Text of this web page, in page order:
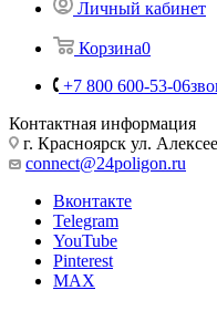
Личный кабинет
Корзина0
+7 800 600-53-06
Контактная информация
г. Красноярск ул.
connect@24poligon.ru
Вконтакте
Telegram
YouTube
Pinterest
MAX